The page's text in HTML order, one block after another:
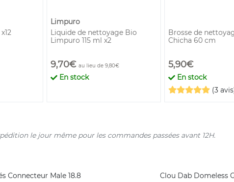
Limpuro
Liquide de nettoyage Bio
Limpuro 115 ml x2
9,70€ au lieu de 9,80€
En stock
Brosse de
Chicha 60 cm
5,90€
En stock
(3
le jour même pour les commandes passées avant 12H.
Connecteur Male 18.8
Clou Dab Domeless